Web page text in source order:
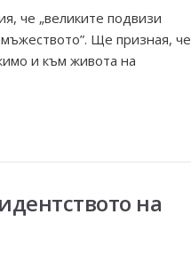
че „великите подвизи
Ще призная, че
и към живота на
на